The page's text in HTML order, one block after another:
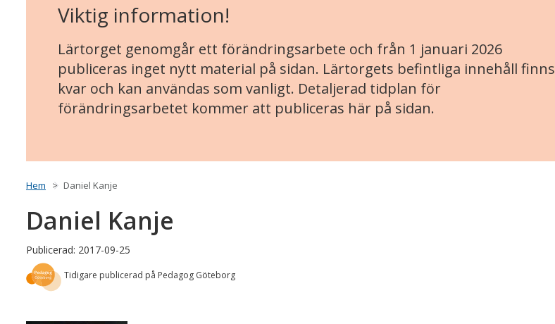
Viktig information!
Lärtorget genomgår ett förändringsarbete och från 1 januari 2026
publiceras inget nytt material på sidan. Lärtorgets befintliga innehåll finns
kvar och kan användas som vanligt. Detaljerad tidplan för
förändringsarbetet kommer att publiceras här på sidan.
Hem Daniel Kanje
Daniel Kanje
Publicerad: 2017-09-25
Tidigare publicerad på Pedagog Göteborg